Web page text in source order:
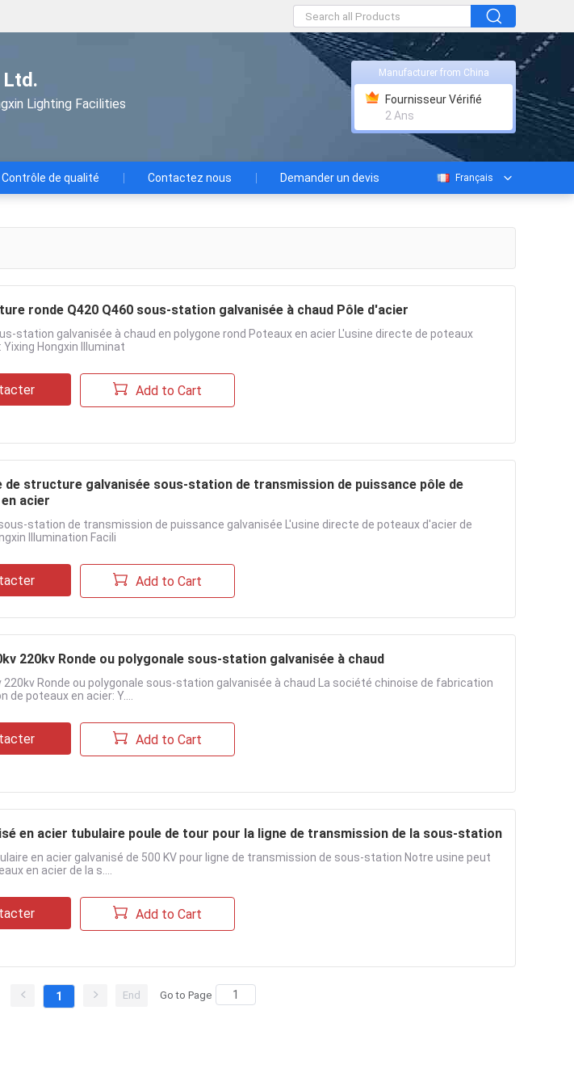
Lighting Facilities
Manufacturer from China
Fournisseur Vérifié
2 Ans
Contrôle de qualité Contactez nous Demander un devis Français
ronde Q420 Q460 sous-station galvanisée à chaud Pôle d'acier
station galvanisée à chaud en polygone rond Poteaux en acier L'usine directe de poteaux
Yixing Hongxin Illuminat
Add to Cart
de structure galvanisée sous-station de transmission de puissance pôle de
acier
station de transmission de puissance galvanisée L'usine directe de poteaux d'acier de
Illumination Facili
Add to Cart
220kv Ronde ou polygonale sous-station galvanisée à chaud
220kv Ronde ou polygonale sous-station galvanisée à chaud La société chinoise de fabrication
de poteaux en acier: Y....
Add to Cart
en acier tubulaire poule de tour pour la ligne de transmission de la sous-station
en acier galvanisé de 500 KV pour ligne de transmission de sous-station Notre usine peut
en acier de la s....
Add to Cart
1 End Go to Page